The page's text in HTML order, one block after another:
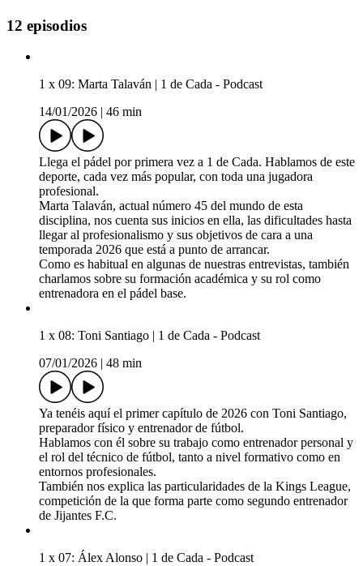
12 episodios
1 x 09: Marta Talaván | 1 de Cada - Podcast
14/01/2026
46 min
Llega el pádel por primera vez a 1 de Cada. Hablamos de este
deporte, cada vez más popular, con toda una jugadora
profesional.
Marta Talaván, actual número 45 del mundo de esta
disciplina, nos cuenta sus inicios en ella, las dificultades hasta
llegar al profesionalismo y sus objetivos de cara a una
temporada 2026 que está a punto de arrancar.
Como es habitual en algunas de nuestras entrevistas, también
charlamos sobre su formación académica y su rol como
entrenadora en el pádel base.
1 x 08: Toni Santiago | 1 de Cada - Podcast
07/01/2026
48 min
Ya tenéis aquí el primer capítulo de 2026 con Toni Santiago,
preparador físico y entrenador de fútbol.
Hablamos con él sobre su trabajo como entrenador personal y
el rol del técnico de fútbol, tanto a nivel formativo como en
entornos profesionales.
También nos explica las particularidades de la Kings League,
competición de la que forma parte como segundo entrenador
de Jijantes F.C.
1 x 07: Álex Alonso | 1 de Cada - Podcast